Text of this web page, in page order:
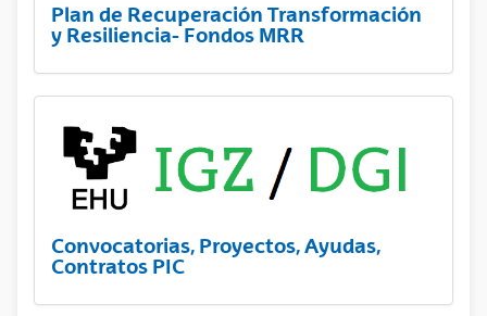
Plan de Recuperación Transformación
y Resiliencia- Fondos MRR
Convocatorias, Proyectos, Ayudas,
Contratos PIC